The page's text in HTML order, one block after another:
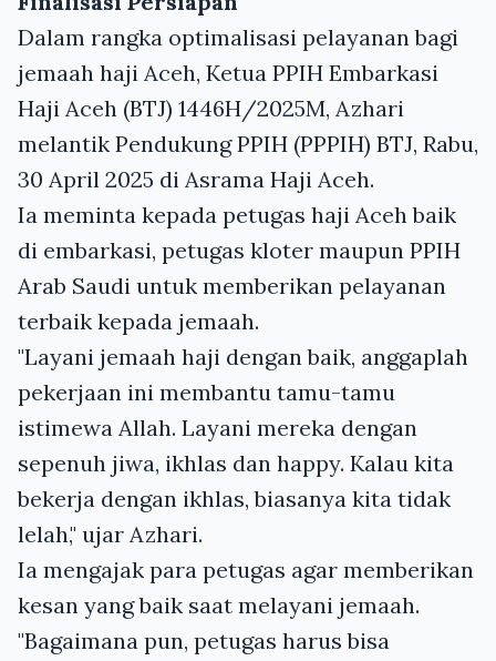
Dalam rangka optimalisasi pelayanan bagi
jemaah haji Aceh, Ketua PPIH Embarkasi
Haji Aceh (BTJ) 1446H/2025M, Azhari
melantik Pendukung PPIH (PPPIH) BTJ, Rabu,
30 April 2025 di Asrama Haji Aceh.
Ia meminta kepada petugas haji Aceh baik
di embarkasi, petugas kloter maupun PPIH
Arab Saudi untuk memberikan pelayanan
terbaik kepada jemaah.
"Layani jemaah haji dengan baik, anggaplah
pekerjaan ini membantu tamu-tamu
istimewa Allah. Layani mereka dengan
sepenuh jiwa, ikhlas dan happy. Kalau kita
bekerja dengan ikhlas, biasanya kita tidak
lelah," ujar Azhari.
Ia mengajak para petugas agar memberikan
kesan yang baik saat melayani jemaah.
"Bagaimana pun, petugas harus bisa